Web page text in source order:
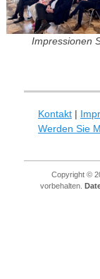
Impressionen
Kontakt |
Werden Sie
Copyright ©
vorbehalten.